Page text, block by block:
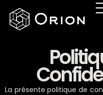
contenu
La présente politique de